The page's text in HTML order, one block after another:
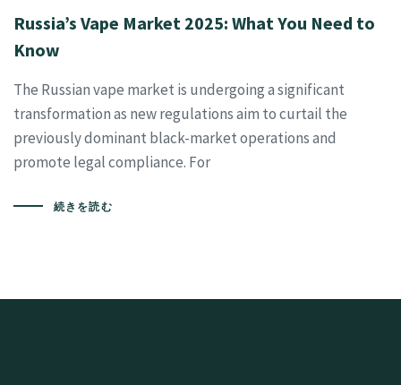
Russia’s Vape Market 2025: What You Need to
Know
The Russian vape market is undergoing a significant
transformation as new regulations aim to curtail the
previously dominant black-market operations and
promote legal compliance. For
続きを読む